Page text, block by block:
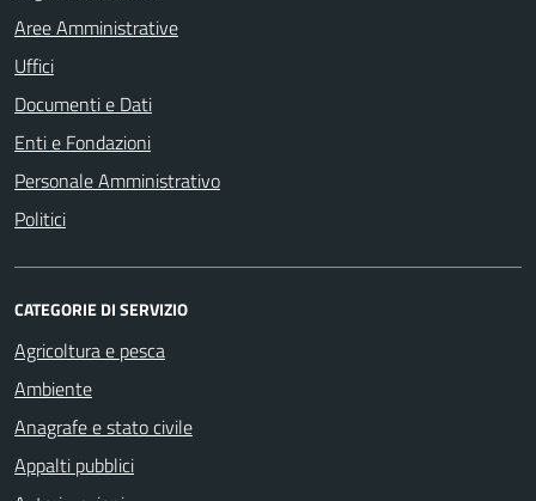
Aree Amministrative
Uffici
Documenti e Dati
Enti e Fondazioni
Personale Amministrativo
Politici
CATEGORIE DI SERVIZIO
Agricoltura e pesca
Ambiente
Anagrafe e stato civile
Appalti pubblici